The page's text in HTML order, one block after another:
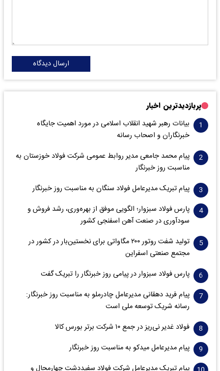
ارسال دیدگاه
پربازدیدترین اخبار
بیانات رهبر شهید انقلاب اسلامی در مورد اهمیت جایگاه
خبرنگاران و اصحاب رسانه
پیام محمد جامعی مدیر روابط عمومی شرکت فولاد خوزستان به
مناسبت روز خبرنگار
پیام تبریک مدیرعامل فولاد سنگان به مناسبت روز خبرنگار
پارس فولاد سبزوار؛ الگویی موفق از بهره‌وری، رشد فروش و
سود‌آوری در صنعت آهن اسفنجی کشور
تولید شفت روتور ۲۰۰ مگاواتی برای نخستین‌بار در کشور در
مجتمع صنعتی اسفراین
پارس فولاد سبزوار در پیامی روز خبرنگار را تبریک گفت
پیام فرید دهقانی مدیرعامل چادرملو به مناسبت روز خبرنگار:
رسانه شریک توسعه ملی است
فولاد غدیر نی‌ریز در جمع ۱۰ شرکت برتر بورس کالا
پیام مدیرعامل میدکو به مناسبت روز خبرنگار
پیام تبریک مدیرعامل شرکت فولاد سفیددشت چهارمحال و